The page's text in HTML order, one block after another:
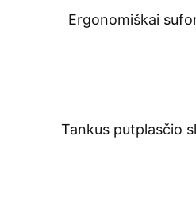
Ergonomiškai
Tankus putplasčio